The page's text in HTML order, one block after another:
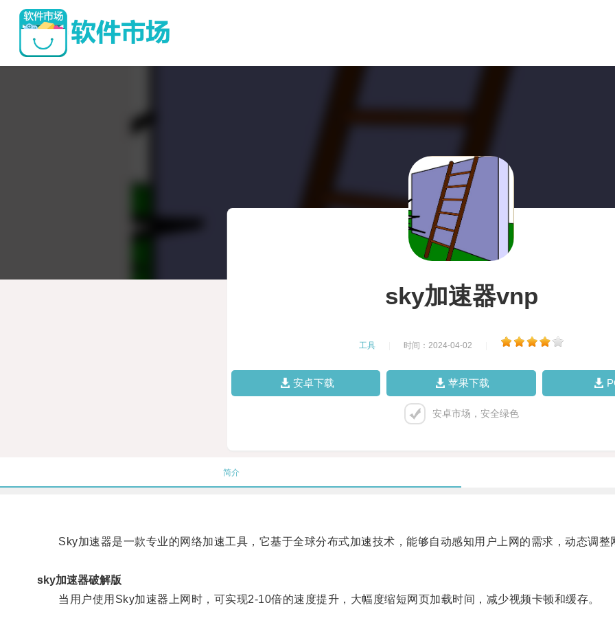
sky加速器vnp
工具 时间：2024-04-02
安卓下载 苹果下载
安卓市场，安全绿色
简介
Sky加速器是一款专业的网络加速工具，它基于全球分布式加速技术，能够自动感知用户上网的需求，动态调整
sky加速器破解版
当用户使用Sky加速器上网时，可实现2-10倍的速度提升，大幅度缩短网页加载时间，减少视频卡顿和缓存。